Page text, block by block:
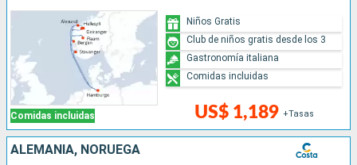
Comidas incluidas US$ 1,189 +Tasas
Niños Gratis
Club de niños gratis desde los 3
Gastronomía italiana
Comidas incluidas
ALEMANIA, NORUEGA